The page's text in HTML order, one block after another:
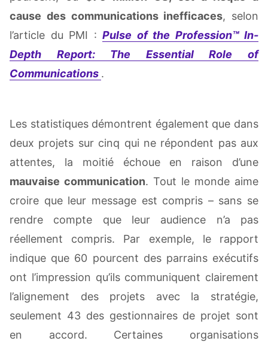
cause des communications inefficaces, selon
l’article du PMI : Pulse of the Profession™ In-
Depth Report: The Essential Role of
Communications .
Les statistiques démontrent également que dans
deux projets sur cinq qui ne répondent pas aux
attentes, la moitié échoue en raison d’une
mauvaise communication. Tout le monde aime
croire que leur message est compris – sans se
rendre compte que leur audience n’a pas
réellement compris. Par exemple, le rapport
indique que 60 pourcent des parrains exécutifs
ont l’impression qu’ils communiquent clairement
l’alignement des projets avec la stratégie,
seulement 43 des gestionnaires de projet sont
en accord. Certaines organisations